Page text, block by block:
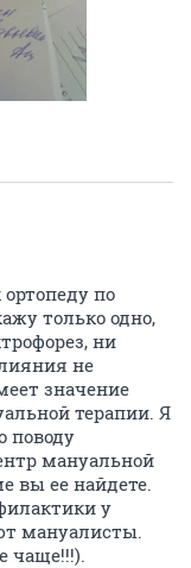
по
только одно,
ни
не
значение
терапии. Я
поводу
мануальной
вы ее найдете.
у
мануалисты.
чаще!!!).